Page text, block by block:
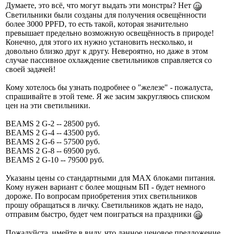
Думаете, это всё, что могут выдать эти монстры? Нет
Светильники были созданы для получения освещённости
более 3000 PPFD, то есть такой, которая значительно
превышает предельно возможную освещённость в природе!
Конечно, для этого их нужно установить несколько, и
довольно близко друг к другу. Невероятно, но даже в этом
случае пассивное охлаждение светильников справляется со
своей задачей!
Кому хотелось бы узнать подробнее о "железе" - пожалуста,
спрашивайте в этой теме. Я же засим закругляюсь списком
цен на эти светильники.
BEAMS 2 G-2 -- 28500 руб.
BEAMS 2 G-4 -- 43500 руб.
BEAMS 2 G-6 -- 57500 руб.
BEAMS 2 G-8 -- 69500 руб.
BEAMS 2 G-10 -- 79500 руб.
Указаны цены со стандартными для МАХ блоками питания.
Кому нужен вариант с более мощным БП - будет немного
дороже. По вопросам приобретения этих светильников
прошу обращаться в личку. Светильников ждать не надо,
отправим быстро, будет чем поиграться на праздники